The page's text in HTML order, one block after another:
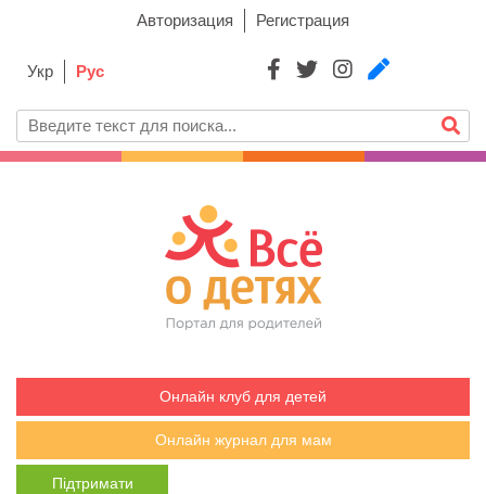
Авторизация Регистрация
Укр Рус
Онлайн клуб для детей
Онлайн журнал для мам
Підтримати